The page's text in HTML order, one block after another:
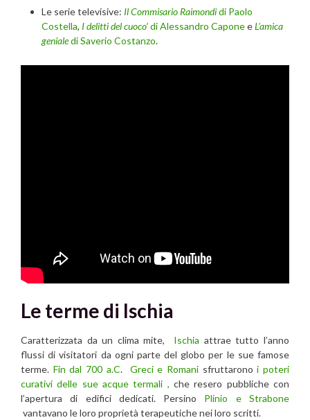
Le serie televisive: Il Commisario Raimondidi Paolo
Costella, I delitti del cuoco’di Alessandro CaponeeL’amica
genialedi Saverio Costanzo.
Le terme di Ischia
Caratterizzata da un clima mite, Ischia attrae tutto l’anno
flussi di visitatori da ogni parte del globo per le sue famose
terme. Fin dal 700 a.C. Greci e Romani sfruttaronoi poteri
curativi delle sue acque termali , che resero pubbliche con
l’apertura di edifici dedicati. Persino Plinio e Strabone
vantavano le loro proprietà terapeutiche nei loro scritti.